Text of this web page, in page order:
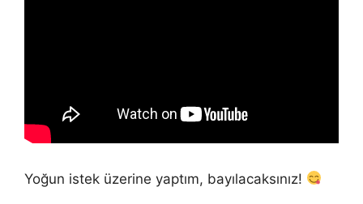
Yoğun istek üzerine yaptım, bayılacaksınız!